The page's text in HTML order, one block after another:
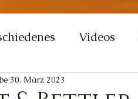
Videos
Kreativität
30. März 2023